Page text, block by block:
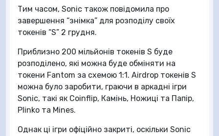
Тим часом, Sonic також повідомила про
завершення “знімка” для розподілу своїх
токенів “S” 2 грудня.
Приблизно 200 мільйонів токенів S буде
розподілено, які можна буде обміняти на
токени Fantom за схемою 1:1. Airdrop токенів S
можна було заробити, граючи в аркадні ігри
Sonic, такі як Coinflip, Камінь, Ножиці та Папір,
Plinko та Mines.
Однак ці ігри офіційно закриті, оскільки Sonic